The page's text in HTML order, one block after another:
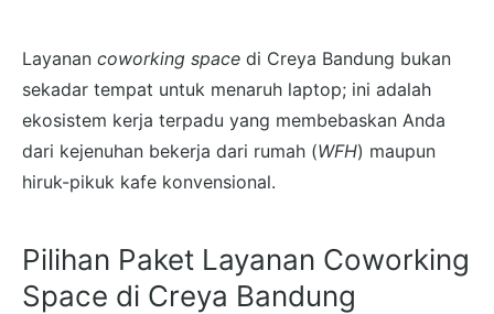
Layanan coworking space di Creya Bandung bukan
sekadar tempat untuk menaruh laptop; ini adalah
ekosistem kerja terpadu yang membebaskan Anda
dari kejenuhan bekerja dari rumah (WFH) maupun
hiruk-pikuk kafe konvensional.
Pilihan Paket Layanan Coworking
Space di Creya Bandung